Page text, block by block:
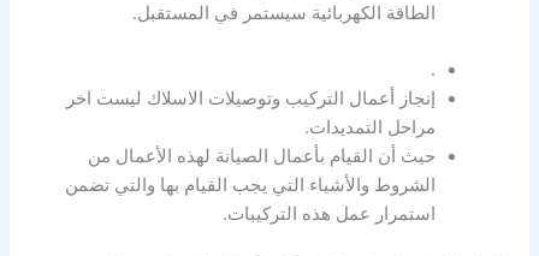
الطاقة الكهربائية سيستمر في المستقبل.
.
إنجاز أعمال التركيب وتوصيلات الاسلاك ليست اخر
مراحل التمديدات.
حيث أن القيام بأعمال الصيانة لهذه الأعمال من
الشروط والأشياء التي يجب القيام بها والتي تضمن
استمرار عمل هذه التركيبات.